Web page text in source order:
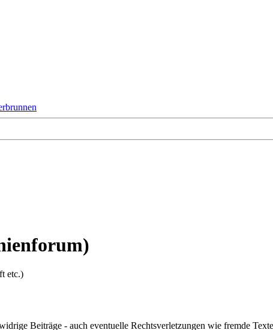
etc.)
Beiträge - auch eventuelle Rechtsverletzungen wie fremde